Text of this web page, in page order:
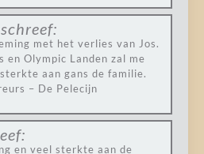
schreef:
met het verlies van Jos.
en Olympic Landen zal me
aan gans de familie.
– De Pelecijn
en veel sterkte aan de